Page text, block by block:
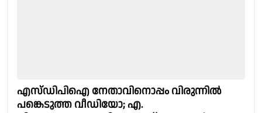
എസ്ഡിപിഐ നേതാവിനൊപ്പം വിരുന്നിൽ
പങ്കെടുത്ത വീഡിയോ; എ.